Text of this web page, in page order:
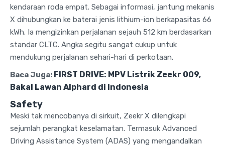
kendaraan roda empat. Sebagai informasi, jantung mekanis
X dihubungkan ke baterai jenis lithium-ion berkapasitas 66
kWh. Ia mengizinkan perjalanan sejauh 512 km berdasarkan
standar CLTC. Angka segitu sangat cukup untuk
mendukung perjalanan sehari-hari di perkotaan.
Baca Juga: FIRST DRIVE: MPV Listrik Zeekr 009,
Bakal Lawan Alphard di Indonesia
Safety
Meski tak mencobanya di sirkuit, Zeekr X dilengkapi
sejumlah perangkat keselamatan. Termasuk Advanced
Driving Assistance System (ADAS) yang mengandalkan